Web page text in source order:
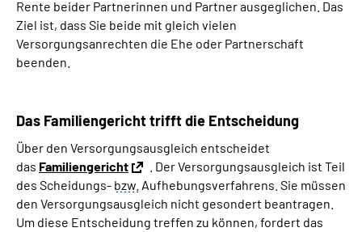
Rente beider Partnerinnen und Partner ausgeglichen. Das
Ziel ist, dass Sie beide mit gleich vielen
Versorgungsanrechten die Ehe oder Partnerschaft
beenden.
Das Familiengericht trifft die Entscheidung
Über den Versorgungsausgleich entscheidet
das Familiengericht
. Der Versorgungsausgleich ist Teil
des Scheidungs- bzw. Aufhebungsverfahrens. Sie müssen
den Versorgungsausgleich nicht gesondert beantragen.
Um diese Entscheidung treffen zu können, fordert das